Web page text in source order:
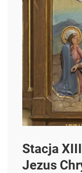
Stacja
Jezus